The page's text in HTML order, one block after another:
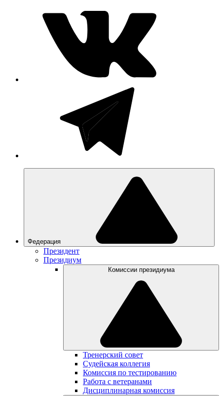
Федерация
Президент
Президиум
Комиссии президиума
Тренерский совет
Судейская коллегия
Комиссия по тестированию
Работа с ветеранами
Дисциплинарная комиссия